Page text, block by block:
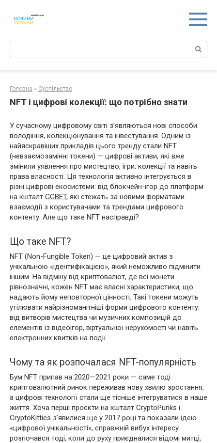
контенту
Поиск:
Головна » Суспільство
NFT і цифрові колекції: що потрібно знати
У сучасному цифровому світі з’являються нові способи
володіння, колекціонування та інвестування. Одним із
найяскравіших прикладів цього тренду стали NFT
(невзаємозамінні токени) — цифрові активи, які вже
змінили уявлення про мистецтво, ігри, колекції та навіть
права власності. Ця технологія активно інтегрується в
різні цифрові екосистеми: від блокчейн-ігор до платформ
на кшталт GGBET, які стежать за новими форматами
взаємодії з користувачами та трендами цифрового
контенту. Але що таке NFT насправді?
Що таке NFT?
NFT (Non-Fungible Token) — це цифровий актив з
унікальною «ідентифікацією», який неможливо підмінити
іншим. На відміну від криптовалют, де всі монети
рівнозначні, кожен NFT має власні характеристики, що
надають йому неповторної цінності. Такі токени можуть
утілювати найрізноманітніші форми цифрового контенту:
від витворів мистецтва чи музичних композицій до
елементів із відеоігор, віртуальної нерухомості чи навіть
електронних квитків на події.
Чому та як розпочалася NFT-популярність
Бум NFT припав на 2020—2021 роки — саме тоді
криптовалютний ринок переживав нову хвилю зростання,
а цифрові технології стали ще тісніше інтегруватися в наше
життя. Хоча перші проєкти на кшталт CryptoPunks і
CryptoKitties з’явилися ще у 2017 році та показали ідею
«цифрової унікальності», справжній вибух інтересу
розпочався тоді, коли до руху приєдналися відомі митці,